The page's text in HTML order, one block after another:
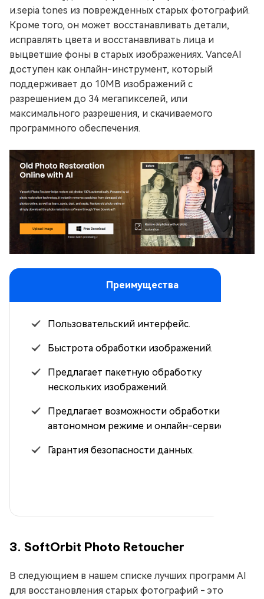
и.sepia tones из поврежденных старых фотографий.
Кроме того, он может восстанавливать детали,
исправлять цвета и восстанавливать лица и
выцветшие фоны в старых изображениях. VanceAI
доступен как онлайн-инструмент, который
поддерживает до 10MB изображений с
разрешением до 34 мегапикселей, или
максимального разрешения, и скачиваемого
программного обеспечения.
Преимущества
Пользовательский интерфейс.
Быстрота обработки изображений.
Предлагает пакетную обработку
нескольких изображений.
Предлагает возможности обработки в
автономном режиме и онлайн-сервисы.
Гарантия безопасности данных.
3. SoftOrbit Photo Retoucher
В следующием в нашем списке лучших программ AI
для восстановления старых фотографий - это